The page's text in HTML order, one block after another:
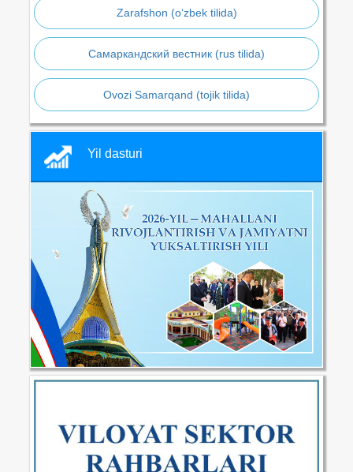
Zarafshon (o‘zbek tilida)
Самаркандский вестник (rus tilida)
Ovozi Samarqand (tojik tilida)
Yil dasturi